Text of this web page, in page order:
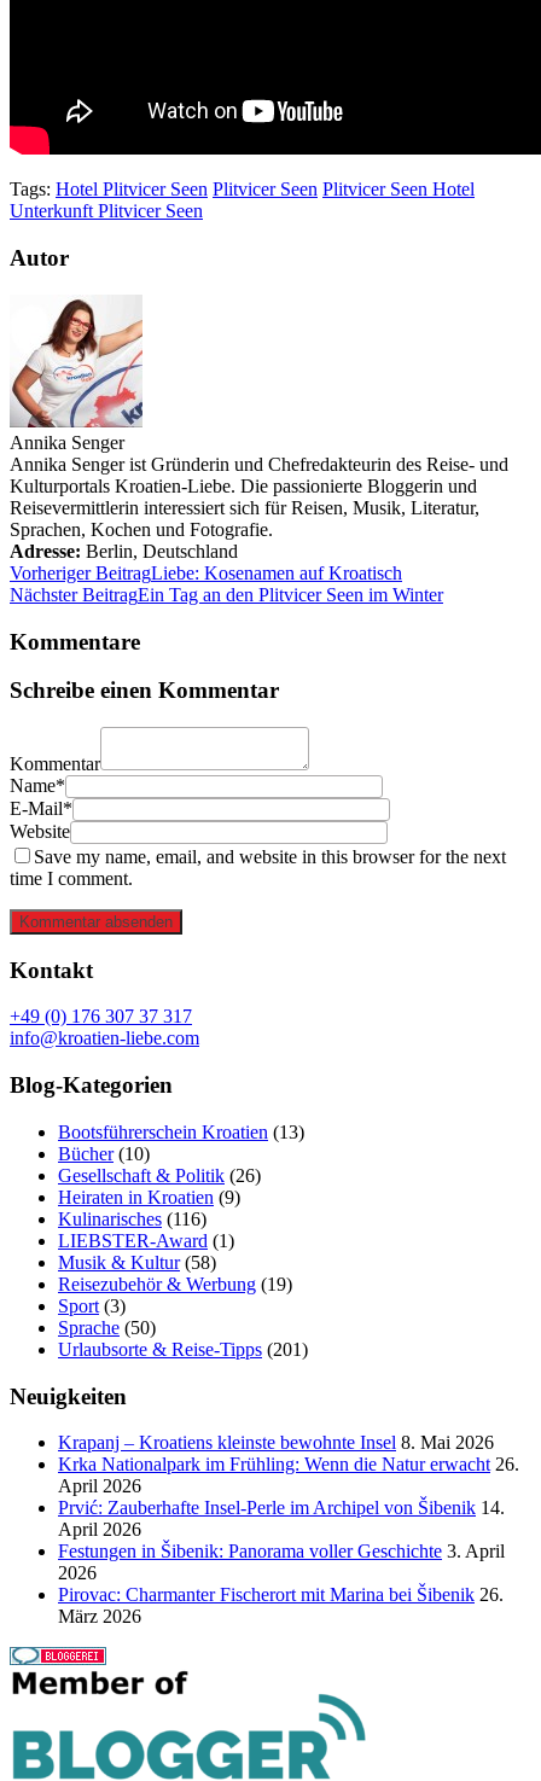
Tags: Hotel Plitvicer Seen Plitvicer Seen Plitvicer Seen Hotel
Unterkunft Plitvicer Seen
Autor
Annika Senger
Annika Senger ist Gründerin und Chefredakteurin des Reise- und
Kulturportals Kroatien-Liebe. Die passionierte Bloggerin und
Reisevermittlerin interessiert sich für Reisen, Musik, Literatur,
Sprachen, Kochen und Fotografie.
Adresse: Berlin, Deutschland
Vorheriger BeitragLiebe: Kosenamen auf Kroatisch
Nächster BeitragEin Tag an den Plitvicer Seen im Winter
Kommentare
Schreibe einen Kommentar
Kommentar
Name*
E-Mail*
Website
Save my name, email, and website in this browser for the next
time I comment.
Kommentar absenden
Kontakt
+49 (0) 176 307 37 317
info@kroatien-liebe.com
Blog-Kategorien
Bootsführerschein Kroatien (13)
Bücher(10)
Gesellschaft & Politik (26)
Heiraten in Kroatien (9)
Kulinarisches (116)
LIEBSTER-Award (1)
Musik & Kultur(58)
Reisezubehör & Werbung (19)
Sport (3)
Sprache (50)
Urlaubsorte & Reise-Tipps (201)
Neuigkeiten
Krapanj – Kroatiens kleinste bewohnte Insel 8. Mai 2026
Krka Nationalpark im Frühling: Wenn die Natur erwacht 26.
April 2026
Prvić: Zauberhafte Insel-Perle im Archipel von Šibenik 14.
April 2026
Festungen in Šibenik: Panorama voller Geschichte 3. April
2026
Pirovac: Charmanter Fischerort mit Marina bei Šibenik 26.
März 2026